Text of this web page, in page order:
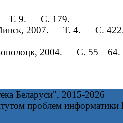
— Т. 9. — С. 179.
2007. — Т. 4. — С.
2004. — С. 55—64.
Беларуси", 2015-2026
проблем